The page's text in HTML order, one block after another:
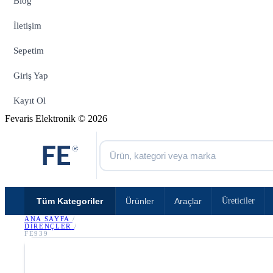
İletişim
Sepetim
Giriş Yap
Kayıt Ol
Fevaris Elektronik © 2026
Tüm Kategoriler Ürünler Araçlar Üreticiler
ANA SAYFA /
DIRENÇLER
/
FE939